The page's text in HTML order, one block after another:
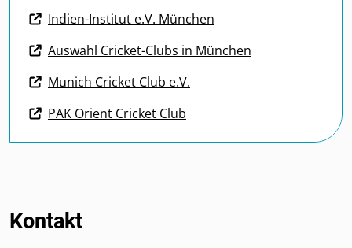
Indien-Institut e.V. München
Auswahl Cricket-Clubs in München
Munich Cricket Club e.V.
PAK Orient Cricket Club
Kontakt